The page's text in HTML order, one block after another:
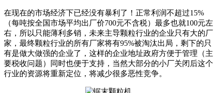
在现在的市场经济下已经没有暴利了！正常利润不超过15%
（每吨按全国市场平均出厂价700元不含税）最多也就100元左
右，所以只能薄利多销，未来主导颗粒行业的企业只有大的厂
家，最终颗粒行业的所有厂家将有95%被淘汰出局，剩下的只
有是做大做强的企业了，这样的企业地址政府方便于管理（主
要税收问题）同时也便于支持，当然大部分的小厂关闭后这个
行业的资源将重新定位，将减少很多恶性竞争。